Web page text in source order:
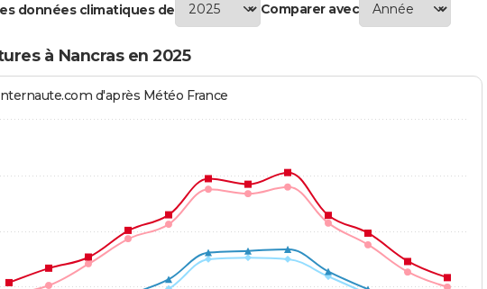
données climatiques de Comparer avec
à Nancras en 2025
d'après Météo France